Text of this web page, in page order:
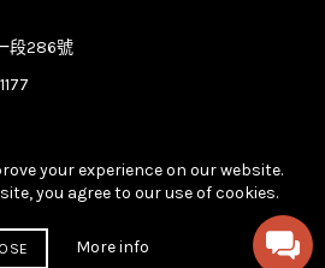
段286號
your experience on our website.
you agree to our use of cookies.
More info